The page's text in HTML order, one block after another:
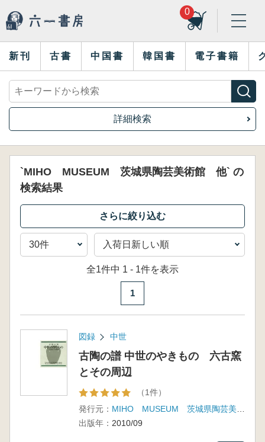
0
新刊 古書 中国書 韓国書 電子書籍
詳細検索
`MIHO MUSEUM 茨城県陶芸美術館 他` の
検索結果
全1件中 1 - 1件を表示
1
図録 中世
古陶の譜 中世のやきもの 六古窯
とその周辺
（1件）
発行元：
出版年： 2010/09